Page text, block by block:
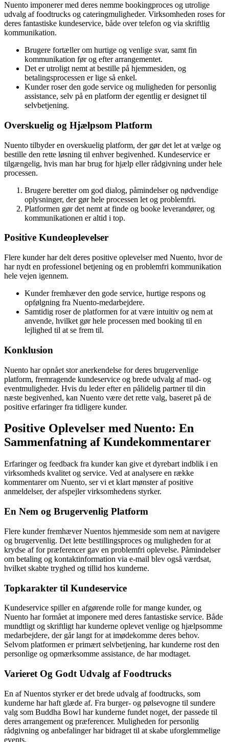
Nuento imponerer med deres nemme bookingproces og utrolige
udvalg af foodtrucks og cateringmuligheder. Virksomheden roses for
deres fantastiske kundeservice, både over telefon og via skriftlig
kommunikation.
Brugere fortæller om hurtige og venlige svar, samt fin
kommunikation før og efter arrangementet.
Det er utroligt nemt at bestille på hjemmesiden, og
betalingsprocessen er lige så enkel.
Kunder roser den gode service og muligheden for personlig
assistance, selv på en platform der egentlig er designet til
selvbetjening.
Overskuelig og Hjælpsom Platform
Nuento tilbyder en overskuelig platform, der gør det let at vælge og
bestille den rette løsning til enhver begivenhed. Kundeservice er
tilgængelig, hvis man har brug for hjælp eller rådgivning under hele
processen.
Brugere beretter om god dialog, påmindelser og nødvendige
oplysninger, der gør hele processen let og problemfri.
Platformen gør det nemt at finde og booke leverandører, og
kommunikationen er altid i top.
Positive Kundeoplevelser
Flere kunder har delt deres positive oplevelser med Nuento, hvor de
har nydt en professionel betjening og en problemfri kommunikation
hele vejen igennem.
Kunder fremhæver den gode service, hurtige respons og
opfølgning fra Nuento-medarbejdere.
Samtidig roser de platformen for at være intuitiv og nem at
anvende, hvilket gør hele processen med booking til en
lejlighed til at se frem til.
Konklusion
Nuento har opnået stor anerkendelse for deres brugervenlige
platform, fremragende kundeservice og brede udvalg af mad- og
eventmuligheder. Hvis du leder efter en pålidelig partner til din
næste begivenhed, kan Nuento være det rette valg, baseret på de
positive erfaringer fra tidligere kunder.
Positive Oplevelser med Nuento: En
Sammenfatning af Kundekommentarer
Erfaringer og feedback fra kunder kan give et dyrebart indblik i en
virksomheds kvalitet og service. Ved at analysere en række
kommentarer om Nuento, ser vi et klart mønster af positive
anmeldelser, der afspejler virksomhedens styrker.
En Nem og Brugervenlig Platform
Flere kunder fremhæver Nuentos hjemmeside som nem at navigere
og brugervenlig. Det lette bestillingsproces og muligheden for at
krydse af for præferencer gav en problemfri oplevelse. Påmindelser
om betaling og kontaktinformation via e-mail blev også værdsat,
hvilket skabte tryghed og tillid hos kunderne.
Topkarakter til Kundeservice
Kundeservice spiller en afgørende rolle for mange kunder, og
Nuento har formået at imponere med deres fantastiske service. Både
mundtligt og skriftligt har kunderne oplevet venlige og hjælpsomme
medarbejdere, der går langt for at imødekomme deres behov.
Selvom platformen er primært selvbetjening, har kunderne rost den
personlige og opmærksomme assistance, de har modtaget.
Varieret Og Godt Udvalg af Foodtrucks
En af Nuentos styrker er det brede udvalg af foodtrucks, som
kunderne har haft glæde af. Fra burger- og pølsevogne til sundere
valg som Buddha Bowl har kunderne fundet noget, der passede til
deres arrangement og præferencer. Muligheden for personlig
rådgivning og anbefalinger har bidraget til at skabe uforglemmelige
events.